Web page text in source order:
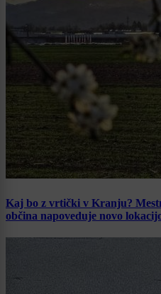
Kaj bo z vrtički v Kranju?
občina napoveduje novo